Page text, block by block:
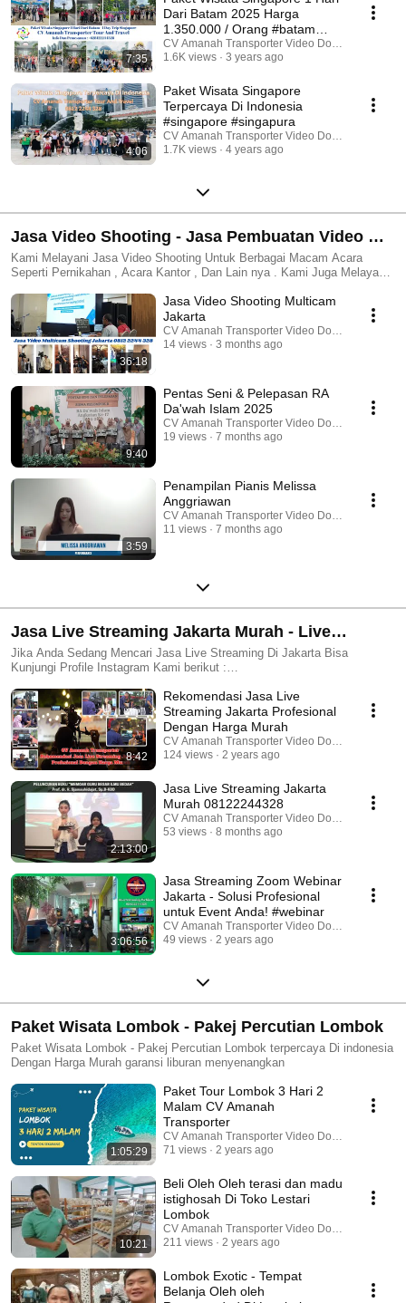
7:35
Dari Batam 2025 Harga
1.350.000 / Orang #batam
#singapore
CV Amanah Transporter Video Dokumentasi
1.6K views
3 years ago
4:06
Paket Wisata Singapore
Terpercaya Di Indonesia
#singapore #singapura
CV Amanah Transporter Video Dokumentasi
1.7K views
4 years ago
Jasa Video Shooting - Jasa Pembuatan Video Di
Jakarta Tangerang Bekasi Depok
Kami Melayani Jasa Video Shooting Untuk Berbagai Macam Acara
Seperti Pernikahan , Acara Kantor , Dan Lain nya . Kami Juga Melayani
Pernikahan
36:18
Jasa Video Shooting Multicam
Jakarta
CV Amanah Transporter Video Dokumentasi
14 views
3 months ago
9:40
Pentas Seni & Pelepasan RA
Da'wah Islam 2025
CV Amanah Transporter Video Dokumentasi
19 views
7 months ago
3:59
Penampilan Pianis Melissa
Anggriawan
CV Amanah Transporter Video Dokumentasi
11 views
7 months ago
Jasa Live Streaming Jakarta Murah - Live
Streaming zoom Hybrid Event - Live Streaming
Wedding Youtube
Jika Anda Sedang Mencari Jasa Live Streaming Di Jakarta Bisa
Kunjungi Profile Instagram Kami berikut :
Facebook kami : https://www.facebook.com/jasawebinar/ , Jasa Live
Streaming Jakarta , https://amanahtransporter.com/jasa-live-streaming-2/
, Melayani Jasa Live Streaming Wedding , Operator Live Streaming
zoom Hybrid Event Webinar , Video Conference RUPS Virtual Meeting ,
Live Streaming Wisuda Virtual , Live Streaming Ceramah Agama .Info
Dan Pemesanan Hubungi https://wa.me/62817780028Atau Kunjungi
Website Kami :https://amanahtransporter.com/jasa-webinar-virtual-event-
dan-virtual-meeting/https://amanahtransporter.com/jasa-live-streaming-
jakarta/https://amanahtransporter.com/jasa-live-streaming-
wedding/https://amanahtransporter.com/jasa-video-wedding-dan-foto-
pernikahan/https://amanahtransporter.com/jasa-pembuatan-video/
8:42
Rekomendasi Jasa Live
Streaming Jakarta Profesional
Dengan Harga Murah
CV Amanah Transporter Video Dokumentasi
124 views
2 years ago
2:13:00
Jasa Live Streaming Jakarta
Murah 08122244328
CV Amanah Transporter Video Dokumentasi
53 views
8 months ago
3:06:56
Jasa Streaming Zoom Webinar
Jakarta - Solusi Profesional
untuk Event Anda! #webinar
CV Amanah Transporter Video Dokumentasi
49 views
2 years ago
Paket Wisata Lombok - Pakej Percutian Lombok
Paket Wisata Lombok - Pakej Percutian Lombok terpercaya Di indonesia
Dengan Harga Murah garansi liburan menyenangkan
1:05:29
Paket Tour Lombok 3 Hari 2
Malam CV Amanah
Transporter
CV Amanah Transporter Video Dokumentasi
71 views
2 years ago
10:21
Beli Oleh Oleh terasi dan madu
istighosah Di Toko Lestari
Lombok
CV Amanah Transporter Video Dokumentasi
211 views
2 years ago
Lombok Exotic - Tempat
Belanja Oleh oleh